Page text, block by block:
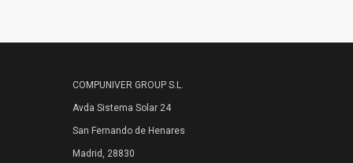
COMPUNIVER GROUP S.L.
Avda Sistema Solar 24
San Fernando de Henares
Madrid, 28830